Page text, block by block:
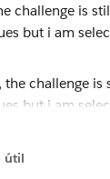
challenge is
but i am
útil